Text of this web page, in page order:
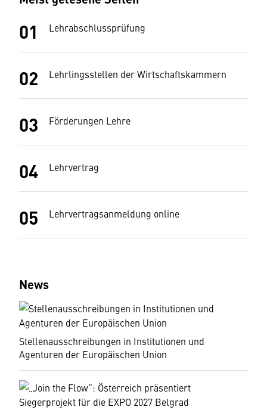
Lehrabschlussprüfung
Lehrlingsstellen der Wirtschaftskammern
Förderungen Lehre
Lehrvertrag
Lehrvertragsanmeldung online
News
Stellenausschreibungen in Institutionen und
Agenturen der Europäischen Union